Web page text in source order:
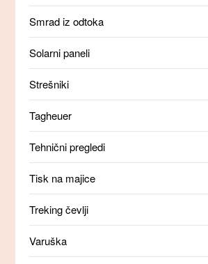
Smrad iz odtoka
Solarni paneli
Strešniki
Tagheuer
Tehnični pregledi
Tisk na majice
Treking čevlji
Varuška